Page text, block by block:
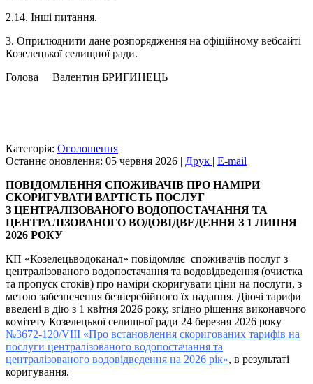
2.14. Інші питання.
3. Оприлюднити дане розпорядження на офіційному вебсайті
Козелецької селищної ради.
Голова Валентин БРИГИНЕЦЬ
Категорія: Оголошення
Останнє оновлення: 05 червня 2026 | Друк | E-mail
ПОВІДОМЛЕННЯ СПОЖИВАЧІВ ПРО НАМІРИ
СКОРИГУВАТИ ВАРТІСТЬ ПОСЛУГ
З ЦЕНТРАЛІЗОВАНОГО ВОДОПОСТАЧАННЯ ТА
ЦЕНТРАЛІЗОВАНОГО ВОДОВІДВЕДЕННЯ З 1 ЛИПНЯ
2026 РОКУ
КП «Козелецьводоканал» повідомляє споживачів послуг з
централізованого водопостачання та водовідведення (очистка
та пропуск стоків) про наміри скоригувати ціни на послуги, з
метою забезпечення безперебійного їх надання. Діючі тарифи
введені в дію з 1 квітня 2026 року, згідно рішення виконавчого
комітету Козелецької селищної ради 24 березня 2026 року
№3672-120/VIII «Про встановлення скоригованих тарифів на
послуги централізованого водопостачання та
централізованого водовідведення на 2026 рік», в результаті
коригування.